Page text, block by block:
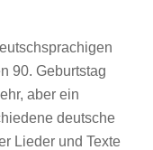
90. Geburtstag
aber ein
deutsche
Lieder und Texte